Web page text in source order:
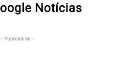
- Publicidade -